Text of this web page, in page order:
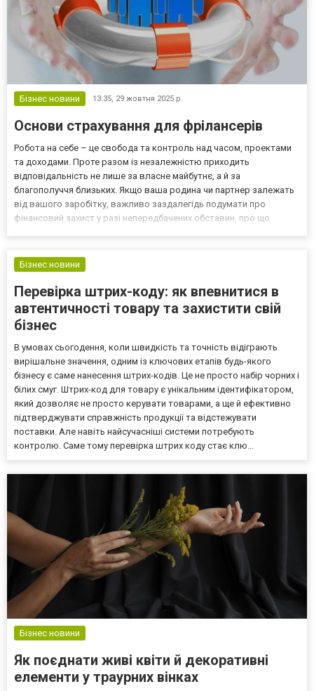
Бізнес новини 13:35, 29 жовтня 2025 р.
Основи страхування для фрілансерів
Робота на себе – це свобода та контроль над часом, проектами
та доходами. Проте разом із незалежністю приходить
відповідальність не лише за власне майбутнє, а й за
благополуччя близьких. Якщо ваша родина чи партнер залежать
від вашого заробітку, важливо заздалегідь подумати про
фінансовий захист у разі непередбачених обставин, про що
страхов...
Бізнес новини
Перевірка штрих-коду: як впевнитися в
автентичності товару та захистити свій
бізнес
В умовах сьогодення, коли швидкість та точність відіграють
вирішальне значення, одним із ключових етапів будь-якого
бізнесу є саме нанесення штрих-кодів. Це не просто набір чорних і
білих смуг. Штрих-код для товару є унікальним ідентифікатором,
який дозволяє не просто керувати товарами, а ще й ефективно
підтверджувати справжність продукції та відстежувати
поставки. Але навіть найсучасніші системи потребують
контролю. Саме тому перевірка штрих коду стає клю...
Бізнес новини
Як поєднати живі квіти й декоративні
елементи у траурних вінках